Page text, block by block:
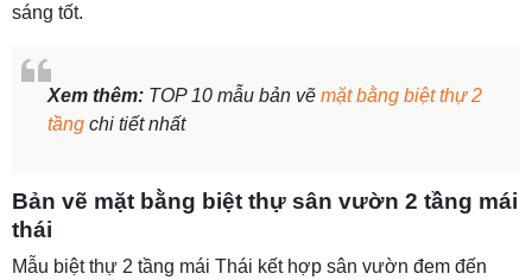
sáng tốt.
Xem thêm: TOP 10 mẫu bản vẽ mặt bằng biệt thự 2
tầng chi tiết nhất
Bản vẽ mặt bằng biệt thự sân vườn 2 tầng mái
thái
Mẫu biệt thự 2 tầng mái Thái kết hợp sân vườn đem đến